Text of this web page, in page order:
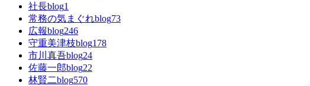
社長blog1
常務の気まぐれblog73
広報blog246
守重美津枝blog178
市川真吾blog24
佐藤一郎blog22
林賢二blog570